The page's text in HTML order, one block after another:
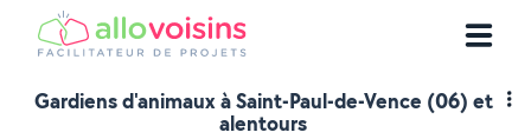
Gardiens d'animaux à Saint-Paul-de-Vence (06) et
alentours